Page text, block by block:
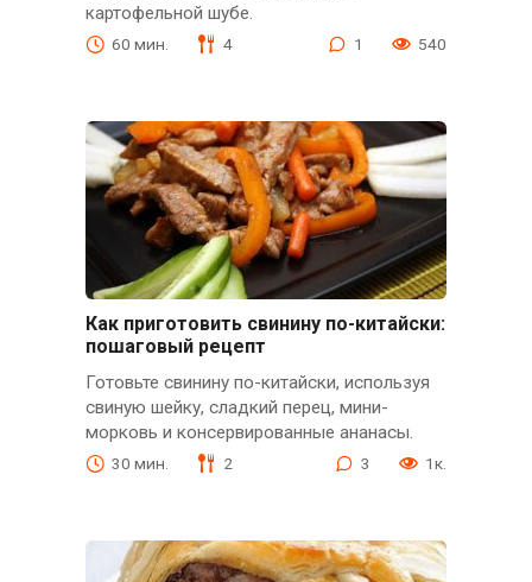
картофельной шубе.
60 мин. 4 1 540
Как приготовить свинину по-китайски:
пошаговый рецепт
Готовьте свинину по-китайски, используя
свиную шейку, сладкий перец, мини-
морковь и консервированные ананасы.
30 мин. 2 3 1к.